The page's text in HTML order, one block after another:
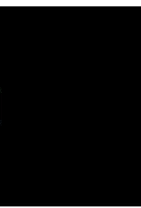
Video